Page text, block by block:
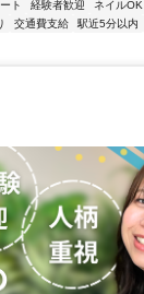
ト 経験者歓迎 ネイルOK
交通費支給 駅近5分以内